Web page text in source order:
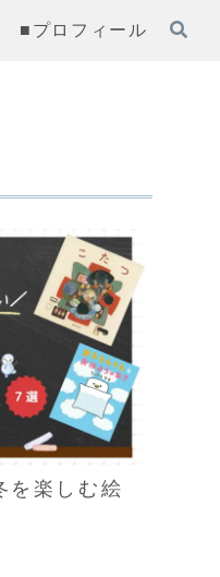
■プロフィール
を楽しむ絵